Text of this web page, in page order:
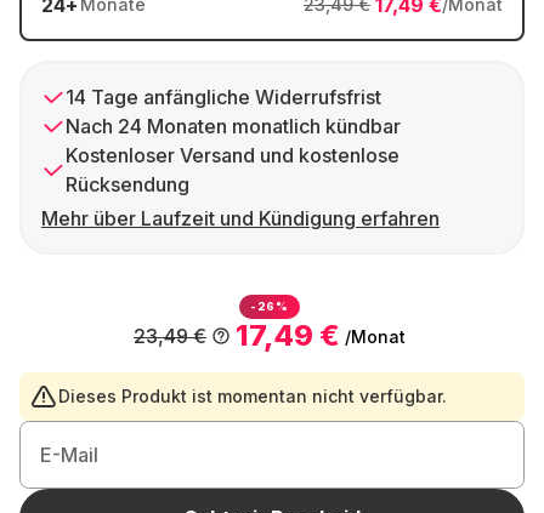
24+ Monate 17,49 €/Monat
23,49 €
14 Tage anfängliche Widerrufsfrist
Nach 24 Monaten monatlich kündbar
Kostenloser Versand und kostenlose
Rücksendung
Mehr über Laufzeit und Kündigung erfahren
-26%
17,49 € /Monat
23,49 €
Dieses Produkt ist momentan nicht verfügbar.
E-Mail